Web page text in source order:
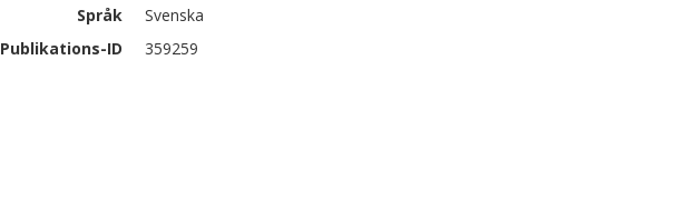
Språk
Svenska
Publikations-ID
359259